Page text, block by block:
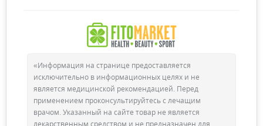
«Информация на странице предоставляется
исключительно в информационных целях и не
является медицинской рекомендацией. Перед
применением проконсультируйтесь с лечащим
врачом. Указанный на сайте товар не является
лекарственным средством и не предназначен для